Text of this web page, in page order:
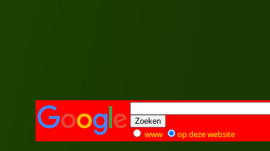
www op deze website